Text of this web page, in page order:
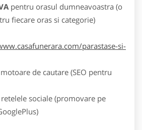
pentru orasul dumneavoastra (o
fiecare oras si categorie)
parastase-si-
de cautare (SEO pentru
sociale (promovare pe